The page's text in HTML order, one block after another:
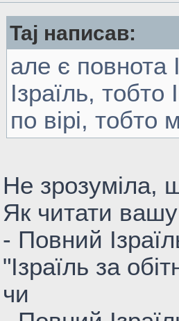
Taj написав:
але є повнота
Ізраїль, тобто
по вірі, тобто
Не зрозуміла,
Як читати вашу
- Повний
"Ізраїль за
чи